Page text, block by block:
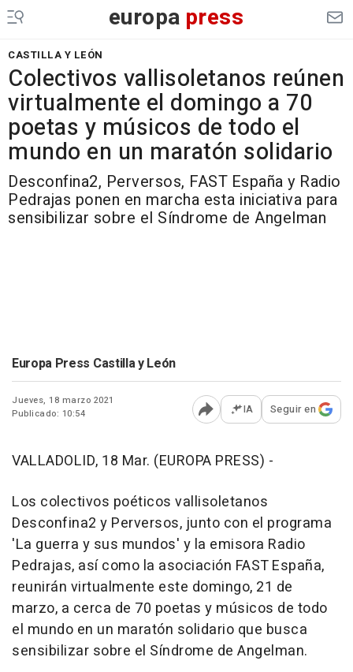
europa press
CASTILLA Y LEÓN
Colectivos vallisoletanos reúnen
virtualmente el domingo a 70
poetas y músicos de todo el
mundo en un maratón solidario
Desconfina2, Perversos, FAST España y Radio
Pedrajas ponen en marcha esta iniciativa para
sensibilizar sobre el Síndrome de Angelman
Europa Press Castilla y León
Jueves, 18 marzo 2021
Publicado: 10:54
Abrir opciones para
IA Seguir en
VALLADOLID, 18 Mar. (EUROPA PRESS) -
Los colectivos poéticos vallisoletanos
Desconfina2 y Perversos, junto con el programa
'La guerra y sus mundos' y la emisora Radio
Pedrajas, así como la asociación FAST España,
reunirán virtualmente este domingo, 21 de
marzo, a cerca de 70 poetas y músicos de todo
el mundo en un maratón solidario que busca
sensibilizar sobre el Síndrome de Angelman.